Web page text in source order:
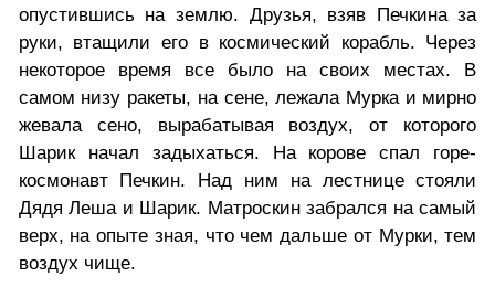
опустившись на землю. Друзья, взяв Печкина за
руки, втащили его в космический корабль. Через
некоторое время все было на своих местах. В
самом низу ракеты, на сене, лежала Мурка и мирно
жевала сено, вырабатывая воздух, от которого
Шарик начал задыхаться. На корове спал горе-
космонавт Печкин. Над ним на лестнице стояли
Дядя Леша и Шарик. Матроскин забрался на самый
верх, на опыте зная, что чем дальше от Мурки, тем
воздух чище.